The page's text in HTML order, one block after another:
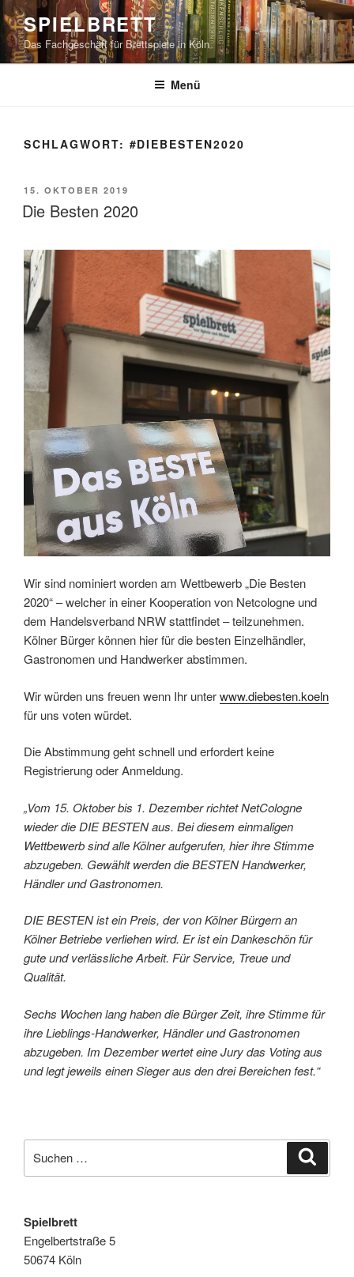
Zum
Inhalt
springen
SPIELBRETT
Das Fachgeschäft für Brettspiele in Köln
Menü
SCHLAGWORT: #DIEBESTEN2020
VERÖFFENTLICHT
AM
15. OKTOBER 2019
Die Besten 2020
Wir sind nominiert worden am Wettbewerb „Die Besten
2020“ – welcher in einer Kooperation von Netcologne und
dem Handelsverband NRW stattfindet – teilzunehmen.
Kölner Bürger können hier für die besten Einzelhändler,
Gastronomen und Handwerker abstimmen.
Wir würden uns freuen wenn Ihr unterwww.diebesten.koeln
für uns voten würdet.
Die Abstimmung geht schnell und erfordert keine
Registrierung oder Anmeldung.
„Vom 15. Oktober bis 1. Dezember richtet NetCologne
wieder die DIE BESTEN aus. Bei diesem einmaligen
Wettbewerb sind alle Kölner aufgerufen, hier ihre Stimme
abzugeben. Gewählt werden die BESTEN Handwerker,
Händler und Gastronomen.
DIE BESTEN ist ein Preis, der von Kölner Bürgern an
Kölner Betriebe verliehen wird. Er ist ein Dankeschön für
gute und verlässliche Arbeit. Für Service, Treue und
Qualität.
Sechs Wochen lang haben die Bürger Zeit, ihre Stimme für
ihre Lieblings-Handwerker, Händler und Gastronomen
abzugeben. Im Dezember wertet eine Jury das Voting aus
und legt jeweils einen Sieger aus den drei Bereichen fest.“
nach:
Spielbrett
Engelbertstraße 5
50674 Köln